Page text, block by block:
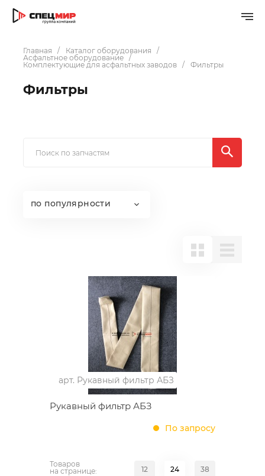
Главная
Каталог оборудования
Асфальтное оборудование
Комплектующие для асфальтных заводов
Фильтры
Фильтры
по популярности
арт. Рукавный фильтр АБЗ
Рукавный фильтр АБЗ
По запросу
Товаров
на странице:
12 24 38